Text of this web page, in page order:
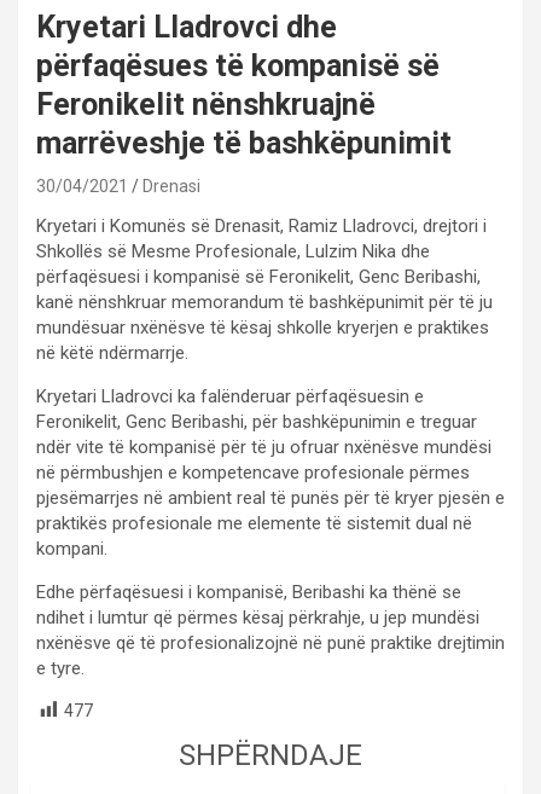
Kryetari Lladrovci dhe
përfaqësues të kompanisë së
Feronikelit nënshkruajnë
marrëveshje të bashkëpunimit
30/04/2021 Drenasi
Kryetari i Komunës së Drenasit, Ramiz Lladrovci, drejtori i
Shkollës së Mesme Profesionale, Lulzim Nika dhe
përfaqësuesi i kompanisë së Feronikelit, Genc Beribashi,
kanë nënshkruar memorandum të bashkëpunimit për të ju
mundësuar nxënësve të kësaj shkolle kryerjen e praktikes
në këtë ndërmarrje.
Kryetari Lladrovci ka falënderuar përfaqësuesin e
Feronikelit, Genc Beribashi, për bashkëpunimin e treguar
ndër vite të kompanisë për të ju ofruar nxënësve mundësi
në përmbushjen e kompetencave profesionale përmes
pjesëmarrjes në ambient real të punës për të kryer pjesën e
praktikës profesionale me elemente të sistemit dual në
kompani.
Edhe përfaqësuesi i kompanisë, Beribashi ka thënë se
ndihet i lumtur që përmes kësaj përkrahje, u jep mundësi
nxënësve që të profesionalizojnë në punë praktike drejtimin
e tyre.
477
SHPËRNDAJE